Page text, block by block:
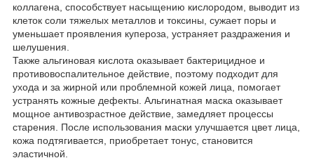
коллагена, способствует насыщению кислородом, выводит из
клеток соли тяжелых металлов и токсины, сужает поры и
уменьшает проявления купероза, устраняет раздражения и
шелушения.
Также альгиновая кислота оказывает бактерицидное и
противовоспалительное действие, поэтому подходит для
ухода и за жирной или проблемной кожей лица, помогает
устранять кожные дефекты. Альгинатная маска оказывает
мощное антивозрастное действие, замедляет процессы
старения. После использования маски улучшается цвет лица,
кожа подтягивается, приобретает тонус, становится
эластичной.